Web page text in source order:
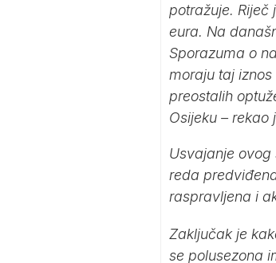
potražuje. Riječ
eura. Na
Sporazuma o
moraju taj
preostalih
Osijeku – rekao
Usvajanje
reda
raspravljena i
Zaključak je
se polusezona